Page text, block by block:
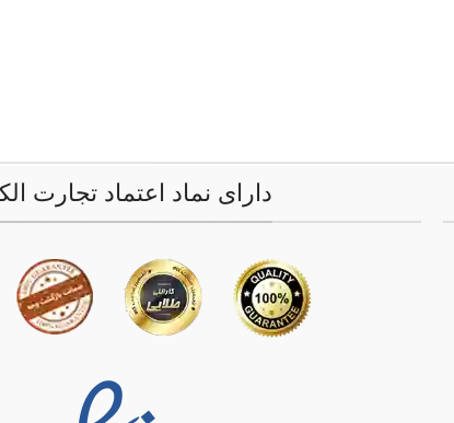
دارای نماد اعتماد تجارت